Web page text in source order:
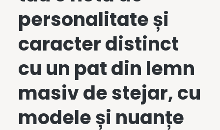
personalitate și
caracter distinct
cu un pat din lemn
masivde stejar, cu
modele și nuanțe